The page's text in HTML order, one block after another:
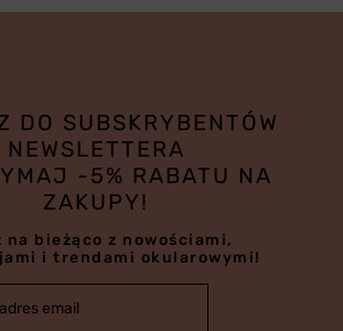
DO SUBSKRYBENTÓW
NEWSLETTERA
-5% RABATU NA
ZAKUPY!
na bieżąco z nowościami,
i trendami okularowymi!
email